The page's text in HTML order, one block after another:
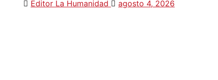
Editor La Humanidad agosto 4, 2026